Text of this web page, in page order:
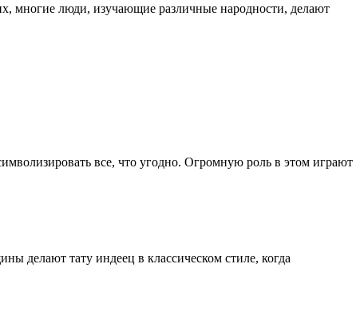
многие люди, изучающие различные народности, делают
все, что угодно. Огромную роль в этом играют
делают тату индеец в классическом стиле, когда